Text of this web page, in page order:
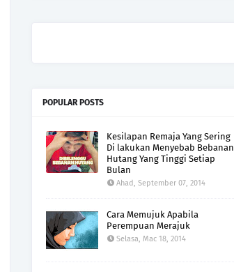
POPULAR POSTS
Kesilapan Remaja Yang Sering
Di lakukan Menyebab Bebanan
Hutang Yang Tinggi Setiap
Bulan
Ahad, September 07, 2014
Cara Memujuk Apabila
Perempuan Merajuk
Selasa, Mac 18, 2014